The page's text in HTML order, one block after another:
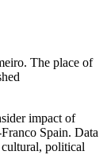
The place of
impact of
Spain. Data
political